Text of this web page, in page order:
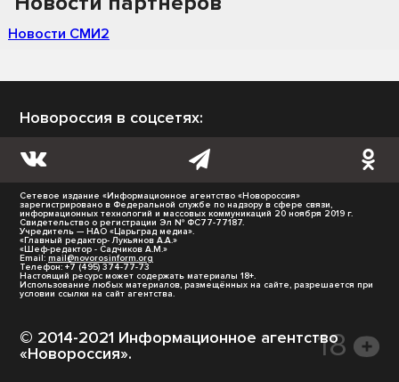
Новости СМИ2
Новороссия в соцсетях:
Сетевое издание «Информационное агентство «Новороссия»
зарегистрировано в Федеральной службе по надзору в сфере связи,
информационных технологий и массовых коммуникаций 20 ноября 2019 г.
Свидетельство о регистрации Эл № ФС77-77187.
Учредитель — НАО «Царьград медиа».
«Главный редактор- Лукьянов А.А.»
«Шеф-редактор - Садчиков А.М.»
Email: mail@novorosinform.org
Телефон: +7 (495) 374-77-73
Настоящий ресурс может содержать материалы 18+.
Использование любых материалов, размещённых на сайте, разрешается при
условии ссылки на сайт агентства.
© 2014-2021 Информационное агентство
«Новороссия».